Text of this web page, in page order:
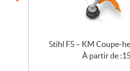
Stihl FS – KM Coupe-
À partir de :